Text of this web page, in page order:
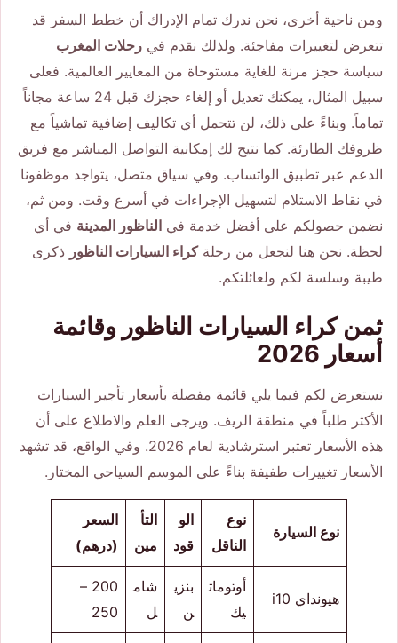
ومن ناحية أخرى، نحن ندرك تمام الإدراك أن خطط السفر قد
تتعرض لتغييرات مفاجئة. ولذلك نقدم في رحلات المغرب
سياسة حجز مرنة للغاية مستوحاة من المعايير العالمية. فعلى
سبيل المثال، يمكنك تعديل أو إلغاء حجزك قبل 24 ساعة مجاناً
تماماً. وبناءً على ذلك، لن تتحمل أي تكاليف إضافية تماشياً مع
ظروفك الطارئة. كما نتيح لك إمكانية التواصل المباشر مع فريق
الدعم عبر تطبيق الواتساب. وفي سياق متصل، يتواجد موظفونا
في نقاط الاستلام لتسهيل الإجراءات في أسرع وقت. ومن ثم،
نضمن حصولكم على أفضل خدمة في الناظور المدينة في أي
لحظة. نحن هنا لنجعل من رحلةكراء السيارات الناظور ذكرى
طيبة وسلسة لكم ولعائلتكم.
ثمن كراء السيارات الناظور وقائمة
أسعار 2026
نستعرض لكم فيما يلي قائمة مفصلة بأسعار تأجير السيارات
الأكثر طلباً في منطقة الريف. ويرجى العلم والاطلاع على أن
هذه الأسعار تعتبر استرشادية لعام 2026. وفي الواقع، قد تشهد
الأسعار تغييرات طفيفة بناءً على الموسم السياحي المختار.
نوع السيارة
نوع
الناقل
الو
قود
التأ
مين
السعر
(درهم)
هيونداي i10
أوتومات
يك
بنزي
ن
شام
ل
200 –
250